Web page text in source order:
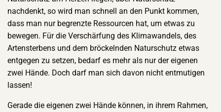
nachdenkt, so wird man schnell an den Punkt kommen,
dass man nur begrenzte Ressourcen hat, um etwas zu
bewegen. Für die Verschärfung des Klimawandels, des
Artensterbens und dem bröckelnden Naturschutz etwas
entgegen zu setzen, bedarf es mehr als nur der eigenen
zwei Hände. Doch darf man sich davon nicht entmutigen
lassen!
Gerade die eigenen zwei Hände können, in ihrem Rahmen,